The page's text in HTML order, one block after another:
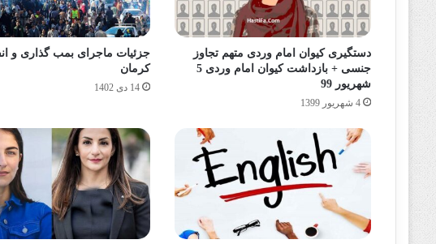
دستگیری کیوان امام وردی متهم تجاوز
جنسی + بازداشت کیوان امام وردی 5
شهریور 99
4 شهریور 1399
جزئیات ماجرای بمب گذاری و
کرمان
14 دی 1402